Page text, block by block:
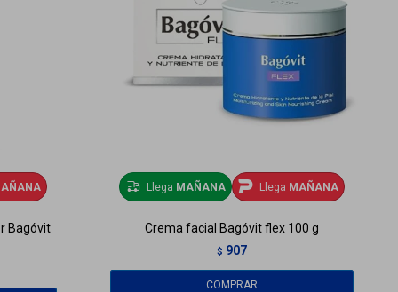
Bagóvit
Llega MAÑANA Llega MAÑANA
Crema facial Bagóvit flex 100 g
$ 907